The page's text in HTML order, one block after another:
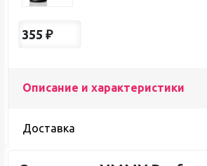
355 ₽
Описание и характеристики
Доставка